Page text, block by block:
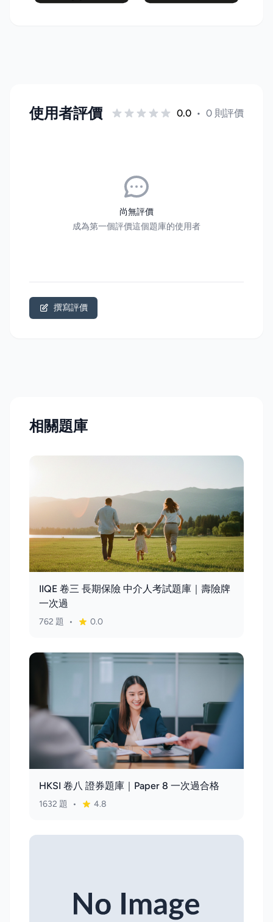
使用者評價 0.0 • 0 則評價
尚無評價
成為第一個評價這個題庫的使用者
撰寫評價
相關題庫
IIQE 卷三 長期保險 中介人考試題庫｜壽險牌
一次過
762 題 • 0.0
HKSI 卷八 證券題庫｜Paper 8 一次過合格
1632 題 • 4.8